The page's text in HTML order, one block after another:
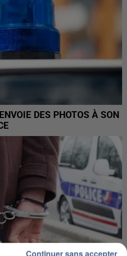
DES PHOTOS À SON
Continuer sans accepter